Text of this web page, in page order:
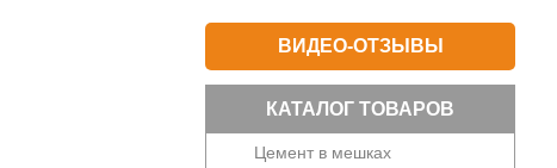
ВИДЕО-ОТЗЫВЫ
КАТАЛОГ ТОВАРОВ
Цемент в мешках